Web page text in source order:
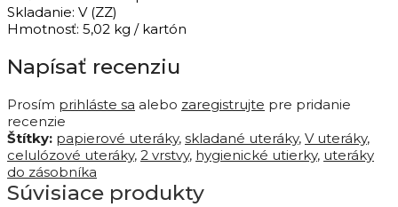
Skladanie: V (ZZ)
Hmotnosť: 5,02 kg / kartón
Napísať recenziu
Prosím prihláste sa alebo zaregistrujte pre pridanie
recenzie
Štítky: papierové uteráky, skladané uteráky, V uteráky,
celulózové uteráky, 2 vrstvy, hygienické utierky, uteráky
do zásobníka
Súvisiace produkty